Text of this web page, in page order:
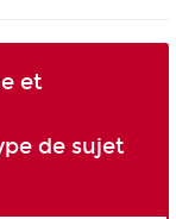
et
de sujet